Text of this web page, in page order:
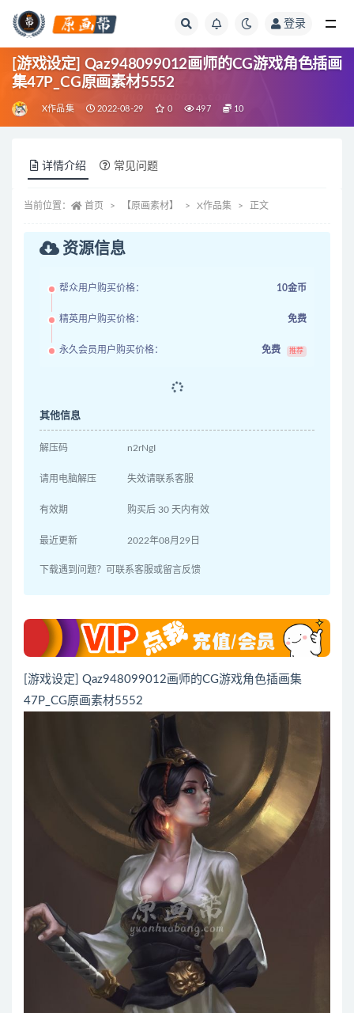
登录
[游戏设定] Qaz948099012画师的CG游戏角色插画
集47P_CG原画素材5552
X作品集 2022-08-29 0 497 10
详情介绍 常见问题
当前位置： 首页 【原画素材】 X作品集 正文
资源信息
帮众用户购买价格： 10金币
精英用户购买价格： 免费
永久会员用户购买价格： 免费 推荐
其他信息
解压码 n2rNgI
请用电脑解压 失效请联系客服
有效期 购买后 30 天内有效
最近更新 2022年08月29日
下载遇到问题？可联系客服或留言反馈
[游戏设定] Qaz948099012画师的CG游戏角色插画集
47P_CG原画素材5552